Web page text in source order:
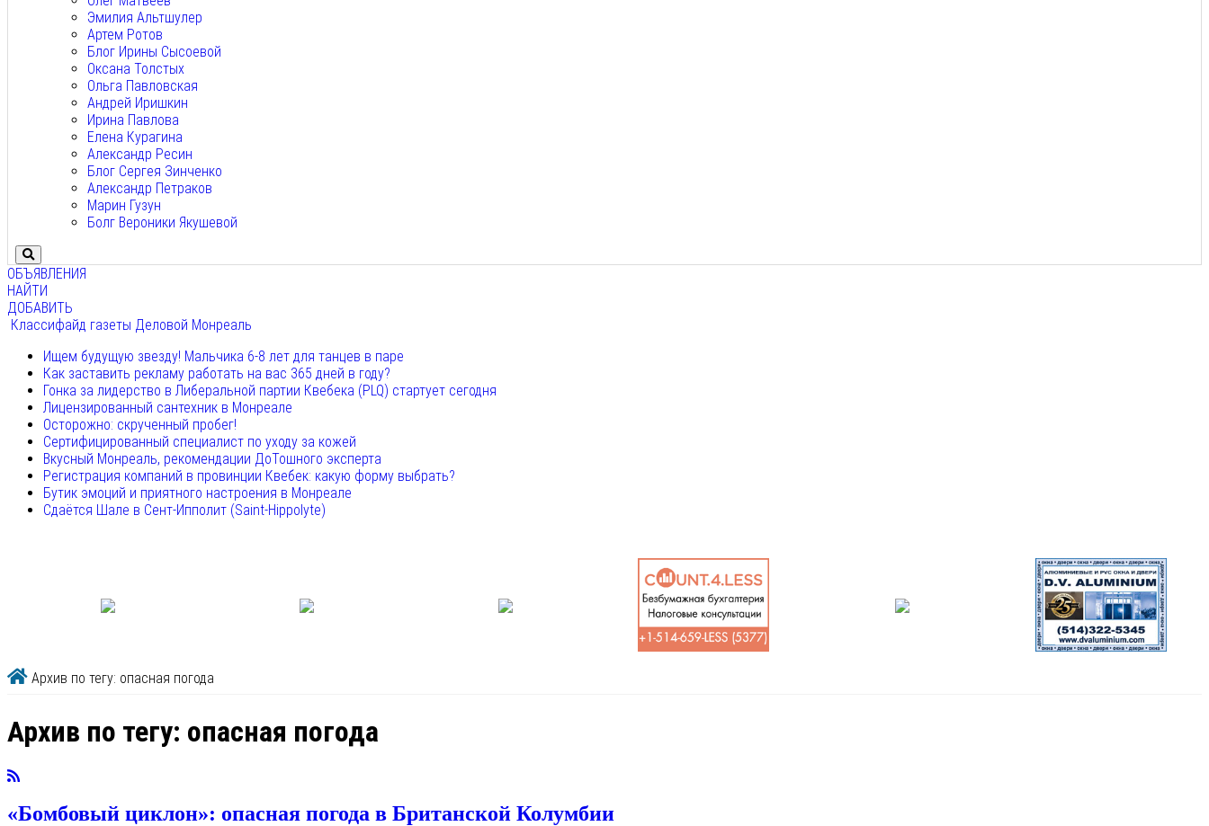
Эмилия Альтшулер
Артем Ротов
Блог Ирины Сысоевой
Оксана Толстых
Ольга Павловская
Андрей Иришкин
Ирина Павлова
Елена Курагина
Александр Ресин
Блог Сергея Зинченко
Александр Петраков
Марин Гузун
Болг Вероники Якушевой
ОБЪЯВЛЕНИЯ
НАЙТИ
ДОБАВИТЬ
Классифайд газеты Деловой Монреаль
Ищем будущую звезду! Мальчика 6-8 лет для танцев в паре
Как заставить рекламу работать на вас 365 дней в году?
Гонка за лидерство в Либеральной партии Квебека (PLQ) стартует сегодня
Лицензированный сантехник в Монреале
Осторожно: скрученный пробег!
Сертифицированный специалист по уходу за кожей
Вкусный Монреаль, рекомендации ДоТошного эксперта
Регистрация компаний в провинции Квебек: какую форму выбрать?
Бутик эмоций и приятного настроения в Монреале
Сдаётся Шале в Сент-Ипполит (Saint-Hippolyte)
Архив по тегу: опасная погода
Архив по тегу: опасная погода
«Бомбовый циклон»: опасная погода в Британской Колумбии